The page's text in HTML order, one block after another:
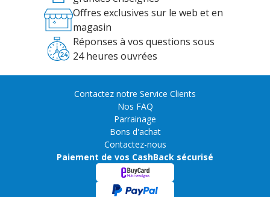
Offres exclusives sur le web et en
magasin
Réponses à vos questions sous
24 heures ouvrées
Contactez notre Service Clients
Nos FAQ
Parrainage
Bons d'achat
Contactez-nous
Paiement de vos CashBack sécurisé